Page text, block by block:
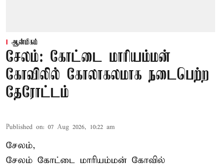
ஆன்மிகம்
சேலம்: கோட்டை மாரியம்மன்
கோவிலில் கோலாகலமாக நடைபெற்ற
தேரோட்டம்
Published on: 07 Aug 2026, 10:22 am
சேலம்,
சேலம் கோட்டை மாரியம்மன் கோவில்